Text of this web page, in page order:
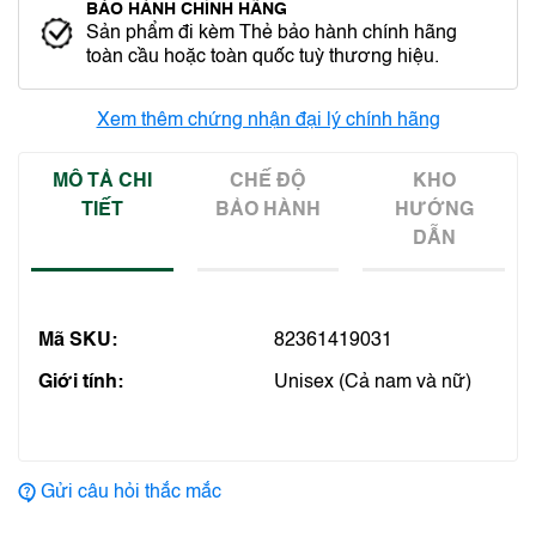
BẢO HÀNH CHÍNH HÃNG
Sản phẩm đi kèm Thẻ bảo hành chính hãng
toàn cầu hoặc toàn quốc tuỳ thương hiệu.
Xem thêm chứng nhận đại lý chính hãng
MÔ TẢ CHI
TIẾT
CHẾ ĐỘ
BẢO HÀNH
KHO
HƯỚNG
DẪN
Mã SKU: 82361419031
Giới tính: Unisex (Cả nam và nữ)
Gửi câu hỏi thắc mắc